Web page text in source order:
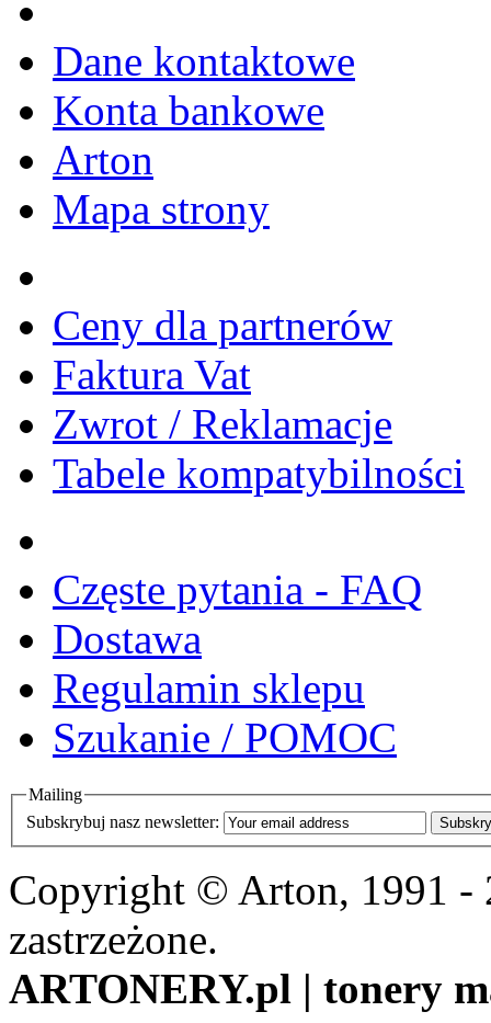
Dane kontaktowe
Konta bankowe
Arton
Mapa strony
Ceny dla partnerów
Faktura Vat
Zwrot / Reklamacje
Tabele kompatybilności
Częste pytania - FAQ
Dostawa
Regulamin sklepu
Szukanie / POMOC
Mailing
Subskrybuj nasz newsletter:
Copyright © Arton, 1991 -
zastrzeżone.
ARTONERY.pl | tonery